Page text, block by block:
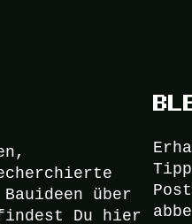
über
findest Du hier